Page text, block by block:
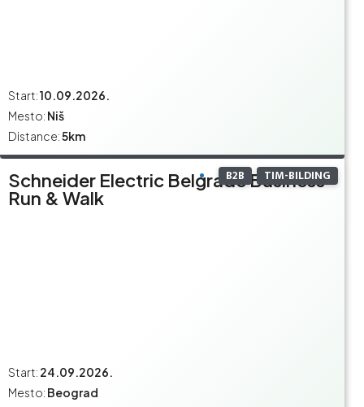
Start:10.09.2026.
Mesto: Niš
Distance:5km
B2B TIM-BILDING
Schneider Electric Belgrade Business
Run & Walk
Start: 24.09.2026.
Mesto: Beograd